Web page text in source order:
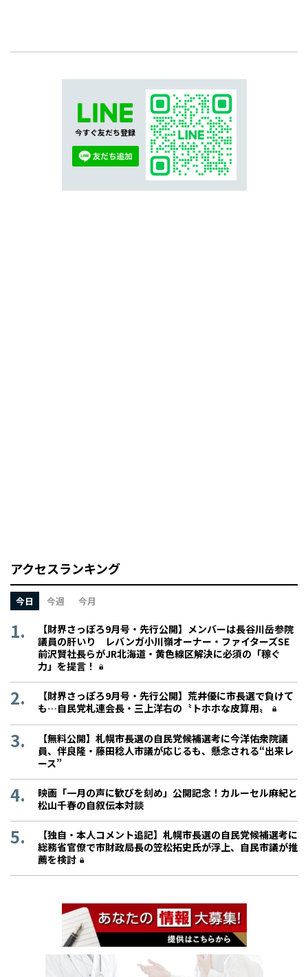
今すぐ友だち登録
アクセスランキング
今日 今週 今月
【財界さっぽろ9月号・先行公開】メンバーは長谷川岳参院
議員の肝いり レバンガ小川嶺オーナー・ファイターズSE
前沢賢社長らがJR北海道・黄色線区解決に必須の「稼ぐ
力」を提言！
【財界さっぽろ9月号・先行公開】荒井優に市長選で負けて
も…自民党札連会長・三上洋右の〝トホホな皮算用〟
【無料公開】札幌市長選の自民党候補選考に今洋佑衆院議
員、伴良隆・藤田稔人市議が応じるも、懸念される“出来レ
ース”
映画「一月の声に歓びを刻め」公開記念！カルーセル麻紀と
松山千春の自叙伝本対談
【独自・本人コメント追記】札幌市長選の自民党候補選考に
総務省官僚で市財政局長の笠松拓史氏が浮上、自民市議が推
薦を検討